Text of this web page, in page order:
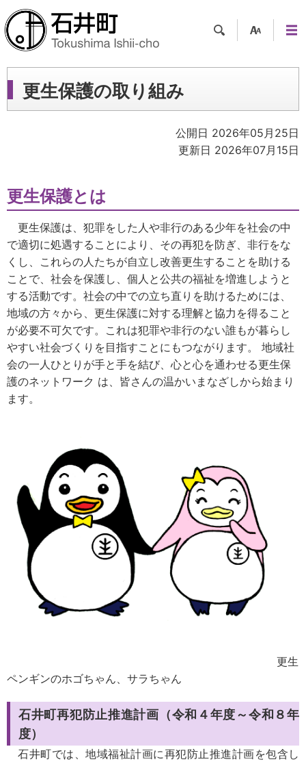
ツー
ュー
更生保護の取り組み
公開日 2026年05月25日
更新日 2026年07月15日
更生保護とは
更生保護は、犯罪をした人や非行のある少年を社会の中
で適切に処遇することにより、その再犯を防ぎ、非行をな
くし、これらの人たちが自立し改善更生することを助ける
ことで、社会を保護し、個人と公共の福祉を増進しようと
する活動です。社会の中での立ち直りを助けるためには、
地域の方々から、更生保護に対する理解と協力を得ること
が必要不可欠です。これは犯罪や非行のない誰もが暮らし
やすい社会づくりを目指すことにもつながります。 地域社
会の一人ひとりが手と手を結び、心と心を通わせる更生保
護のネットワーク は、皆さんの温かいまなざしから始まり
ます。
更生
ペンギンのホゴちゃん、サラちゃん
石井町再犯防止推進計画（令和４年度～令和８年
度）
石井町では、地域福祉計画に再犯防止推進計画を包含し